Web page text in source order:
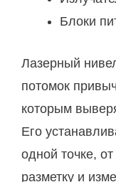
Блоки
Лазерный
потомок
которым
Его
одной точке,
разметку и